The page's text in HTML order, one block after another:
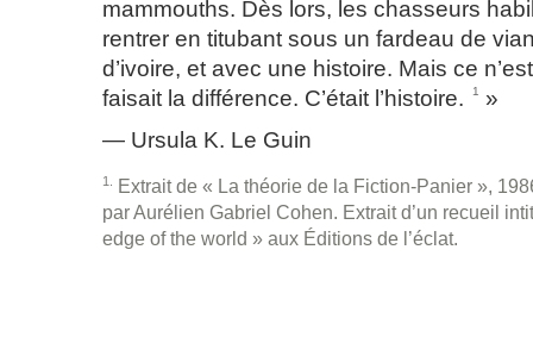
mammouths. Dès lors, les chasseurs
rentrer en titubant sous un fardeau de
d’ivoire, et avec une histoire. Mais ce
faisait la différence. C’était l’histoire.
1
»
— Ursula K. Le Guin
1
Extrait de « La théorie de la Fiction-Panier »,
par Aurélien Gabriel Cohen. Extrait d’un recueil
edge of the world » aux Éditions de l’éclat.